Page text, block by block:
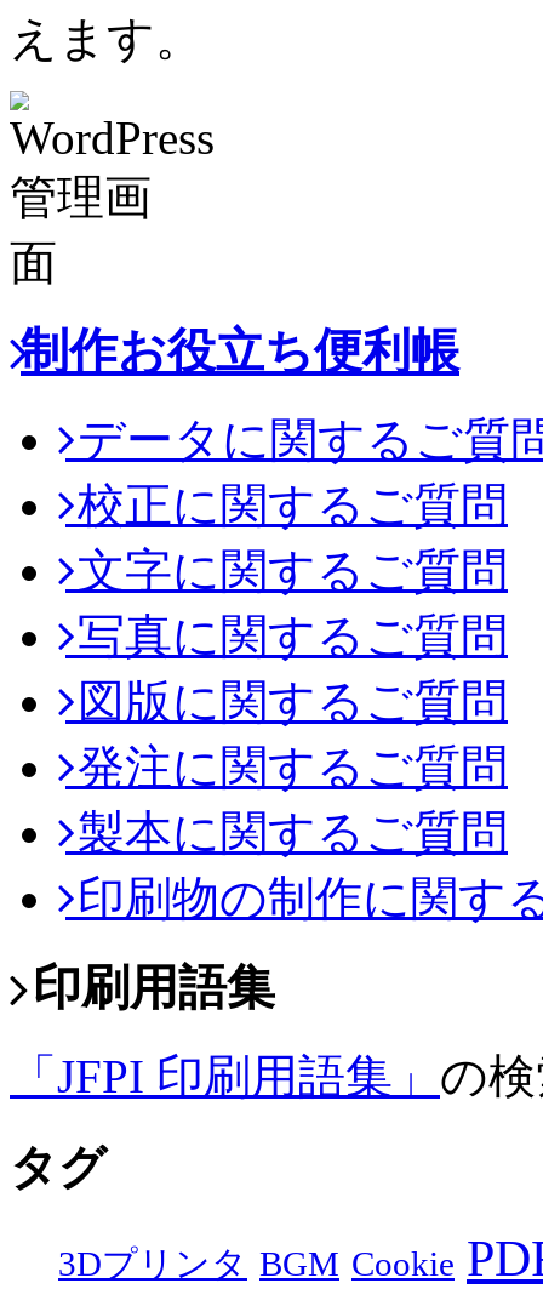
えます。
制作お役立ち便利帳
データに関するご質
校正に関するご質問
文字に関するご質問
写真に関するご質問
図版に関するご質問
発注に関するご質問
製本に関するご質問
印刷物の制作に関す
印刷用語集
「JFPI 印刷用語集」 の
タグ
3Dプリンタ BGM Cookie